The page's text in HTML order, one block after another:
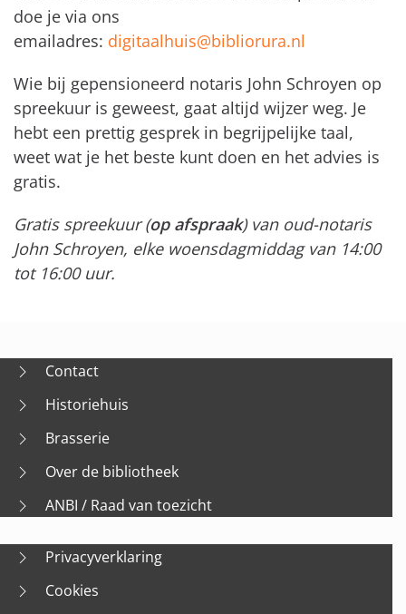
doe je via ons
emailadres: digitaalhuis@bibliorura.nl
Wie bij gepensioneerd notaris John Schroyen op
spreekuur is geweest, gaat altijd wijzer weg. Je
hebt een prettig gesprek in begrijpelijke taal,
weet wat je het beste kunt doen en het advies is
gratis.
Gratis spreekuur (op afspraak) van oud-notaris
John Schroyen, elke woensdagmiddag van 14:00
tot 16:00 uur.
Contact
Historiehuis
Brasserie
Over de bibliotheek
ANBI / Raad van toezicht
Privacyverklaring
Cookies